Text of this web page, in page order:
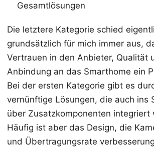
Gesamtlösungen
Die letztere Kategorie schied
grundsätzlich für mich immer aus,
Vertrauen in den Anbieter, Qualität
Anbindung an das Smarthome ein
Bei der ersten Kategorie gibt es
vernünftige Lösungen, die auch ins
über Zusatzkomponenten integriert
Häufig ist aber das Design, die
und Übertragungsrate